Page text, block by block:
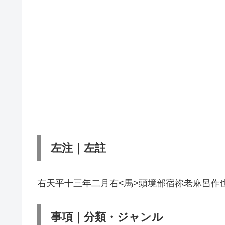
左注｜左註
右天平十三年二月右<馬>頭境部宿祢老麻呂作
事項｜分類・ジャンル